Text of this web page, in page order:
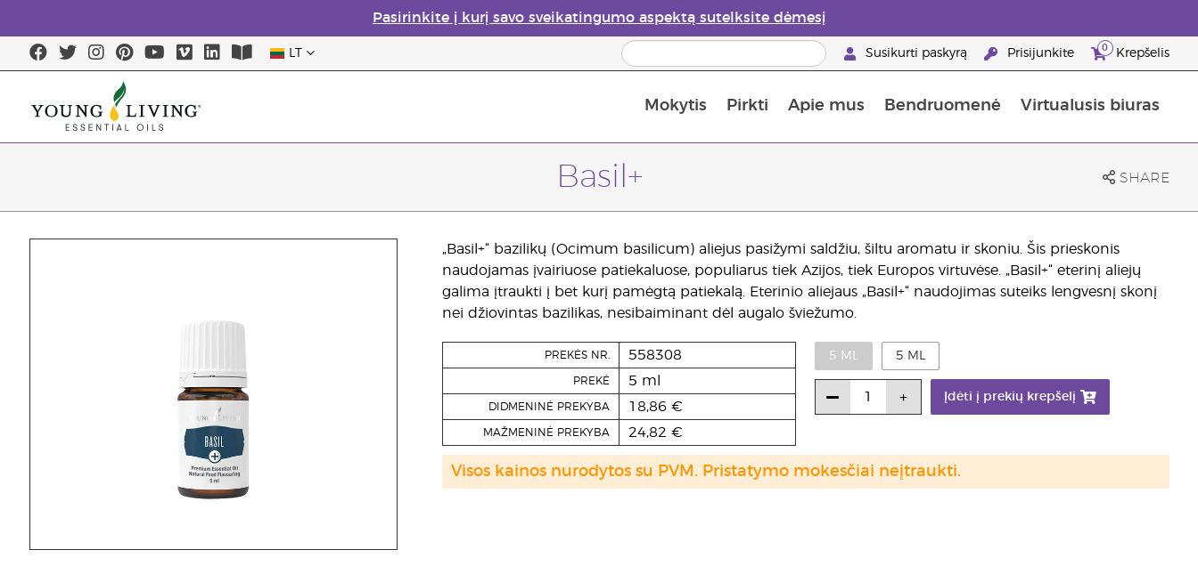
Pasirinkite į kurį savo sveikatingumo aspektą sutelksite dėmesį
LT Susikurti paskyrą Prisijunkite 0 Krepšelis
Mokytis Pirkti Apie mus Bendruomenė Virtualusis biuras
Basil+ SHARE
„Basil+“ bazilikų (Ocimum basilicum) aliejus pasižymi saldžiu, šiltu aromatu ir skoniu. Šis prieskonis
naudojamas įvairiuose patiekaluose, populiarus tiek Azijos, tiek Europos virtuvėse. „Basil+“ eterinį aliejų
galima įtraukti į bet kurį pamėgtą patiekalą. Eterinio aliejaus „Basil+“ naudojimas suteiks lengvesnį skonį
nei džiovintas bazilikas, nesibaiminant dėl augalo šviežumo.
PREKĖS NR. 558308
PREKĖ 5 ml
DIDMENINĖ PREKYBA 18,86 €
MAŽMENINĖ PREKYBA 24,82 €
5 ML 5 ML
Įdėti į prekių krepšelį
Visos kainos nurodytos su PVM. Pristatymo mokesčiai neįtraukti.